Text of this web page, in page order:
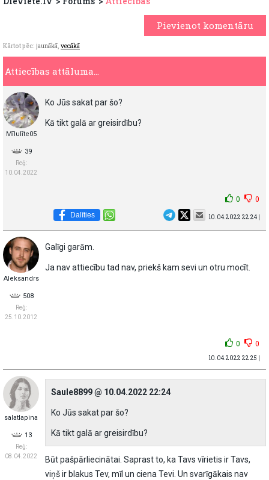
Pievienot komentāru
Kārtot pēc: jaunākā, vecākā
Attiecības attāluma...
Mīlulīte05
39
Reģ:
10.04.2022
Ko Jūs sakat par šo?
Kā tikt galā ar greisirdību?
0 0
Dalīties 10.04.2022 22:24 |
Aleksandrs
508
Reģ:
25.10.2012
Galīgi garām.
Ja nav attiecību tad nav, priekš kam sevi un otru mocīt.
0 0
10.04.2022 22:25 |
salatlapina
13
Reģ:
08.04.2022
Saule8899 @ 10.04.2022 22:24
Ko Jūs sakat par šo?
Kā tikt galā ar greisirdību?
Būt pašpārliecinātai. Saprast to, ka Tavs vīrietis ir Tavs,
viņš ir blakus Tev, mīl un ciena Tevi. Un svarīgākais nav